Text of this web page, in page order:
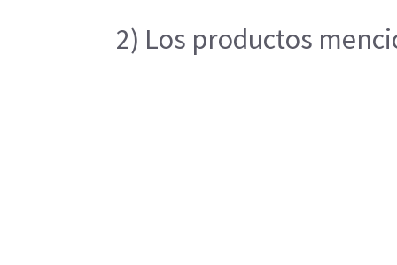
2) Los productos